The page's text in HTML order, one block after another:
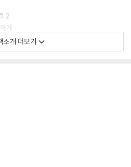
2
게
시즌 2
왔다. 세계문학 전집의 정수만을 담아 한
이만을 담았다. 열린책들 세계문학이 풍성
으로 독자들과 만나 왔다면 모노 에디션은
회를 열어 준다. 또한 최대한 덜어 내되 디
토옙스키의 대작에서 SF의 효시, 영원한
소개 더보기